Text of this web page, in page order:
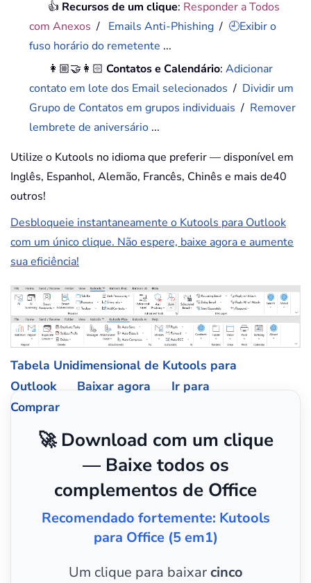
👍 Recursos de um clique: Responder a Todos
com Anexos / Emails Anti-Phishing / 🕘Exibir o
fuso horário do remetente ...
👩🏼‍🤝‍👩🏻Contatos e Calendário:Adicionar
contato em lote dos Email selecionados / Dividir um
Grupo de Contatos em grupos individuais / Remover
lembrete de aniversário ...
Utilize o Kutools no idioma que preferir — disponível em
Inglês, Espanhol, Alemão, Francês, Chinês e mais de40
outros!
Desbloqueie instantaneamente o Kutools para Outlook
com um único clique. Não espere, baixe agora e aumente
sua eficiência!
Tabela Unidimensional de Kutools para
Outlook
Baixar agora
Ir para
Comprar
🚀 Download com um clique
— Baixe todos os
complementos de Office
Recomendado fortemente: Kutools
para Office (5 em1)
Um clique para baixarcinco